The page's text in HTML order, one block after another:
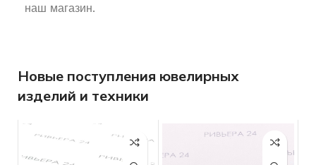
наш магазин.
Новые поступления ювелирных
изделий и техники